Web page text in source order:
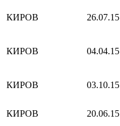
КИРОВ 26.07.15
КИРОВ 04.04.15
КИРОВ 03.10.15
КИРОВ 20.06.15